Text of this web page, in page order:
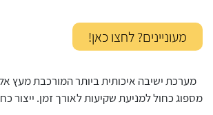
מעוניינים? לחצו כאן!
מערכת ישיבה איכותית ביותר המורכבת מעץ
מספוג כחול למניעת שקיעות לאורך זמן. ייצור